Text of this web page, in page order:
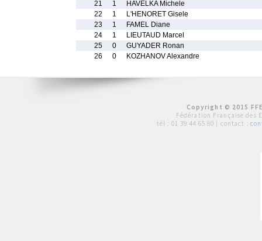
21
1
HAVELKA Michele
22
1
L'HENORET Gisele
23
1
FAMEL Diane
24
1
LIEUTAUD Marcel
25
0
GUYADER Ronan
26
0 KOZHANOV Alexandre
Copyright © 2015
Fédération Française des
tél : 01 39 44 65 80 | contact :